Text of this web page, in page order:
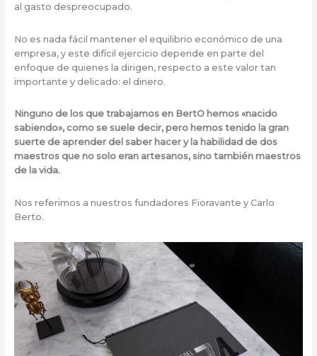
al gasto despreocupado.
No es nada fácil mantener el equilibrio económico de una
empresa, y este difícil ejercicio depende en parte del
enfoque de quienes la dirigen, respecto a este valor tan
importante y delicado: el dinero.
Ninguno de los que trabajamos en BertO hemos «nacido
sabiendo», como se suele decir, pero hemos tenido la gran
suerte de aprender del saber hacer y la habilidad de dos
maestros que no solo eran artesanos, sino también maestros
de la vida.
Nos referimos a nuestros fundadores Fioravante y Carlo
Berto.